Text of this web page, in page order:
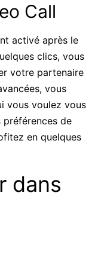
Call
activé après le
clics, vous
votre partenaire
vous
vous voulez vous
de
en quelques
dans